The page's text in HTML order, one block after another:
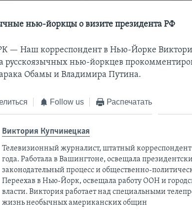
нью-йоркцы о визите президента РФ
—Наш корреспондент в Нью-Йорке
русскоязычных нью-йоркцев
Обамы и Владимира Путина.
Follow us Распечатать
Виктория Купчинецкая
Телевизионный журналист, штатный
года. Работала в Вашингтоне, освещала
законодательный процесс и общественно-
Переехав в Нью-Йорк, освещала работу ООН и
власти. Виктория работает над специальными
жизнь необычных американских общин